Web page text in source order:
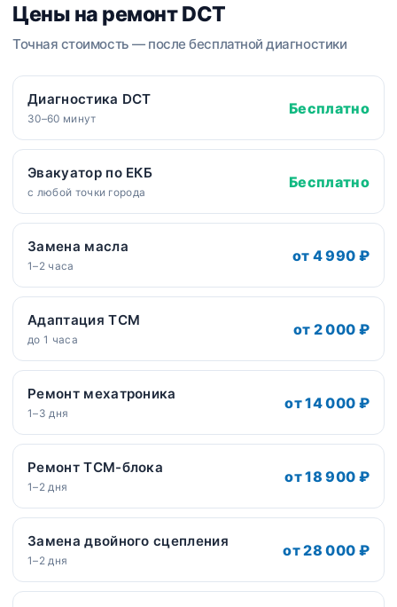
Цены на ремонт DCT
Точная стоимость — после бесплатной диагностики
Диагностика DCT
30–60 минут
Бесплатно
Эвакуатор по ЕКБ
с любой точки города
Бесплатно
Замена масла
1–2 часа
от 4 990 ₽
Адаптация TCM
до 1 часа
от 2 000 ₽
Ремонт мехатроника
1–3 дня
от 14 000 ₽
Ремонт ТСМ-блока
1–2 дня
от 18 900 ₽
Замена двойного сцепления
1–2 дня
от 28 000 ₽